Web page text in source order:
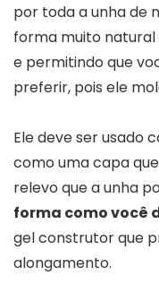
por toda a unha de
forma muito
e permitindo que
preferir, pois ele
Ele deve ser usado
como uma capa
relevo que a unha
forma como você
gel construtor que
alongamento.